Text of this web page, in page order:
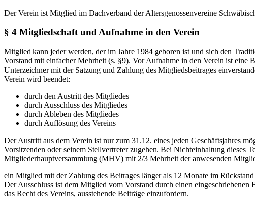
Der Verein ist Mitglied im Dachverband der Altersgenossenvereine
§ 4 Mitgliedschaft und Aufnahme in den Verein
Mitglied kann jeder werden, der im Jahre 1984 geboren ist und sich den
Vorstand mit einfacher Mehrheit (s. §9). Vor Aufnahme in den Verein ist
Unterzeichner mit der Satzung und Zahlung des Mitgliedsbeitrages
Verein wird beendet:
durch den Austritt des Mitgliedes
durch Ausschluss des Mitgliedes
durch Ableben des Mitgliedes
durch Auflösung des Vereins
Der Austritt aus dem Verein ist nur zum 31.12. eines jeden Geschäftsjahres
Vorsitzenden oder seinem Stellvertreter zugehen. Bei Nichteinhaltung dieses
Mitgliederhauptversammlung (MHV) mit 2/3 Mehrheit der anwesenden
ein Mitglied mit der Zahlung des Beitrages länger als 12 Monate im
Der Ausschluss ist dem Mitglied vom Vorstand durch einen
das Recht des Vereins, ausstehende Beiträge einzufordern.